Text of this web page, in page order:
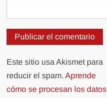
Este sitio usa Akismet para
reducir el spam.Aprende
cómo se procesan los datos